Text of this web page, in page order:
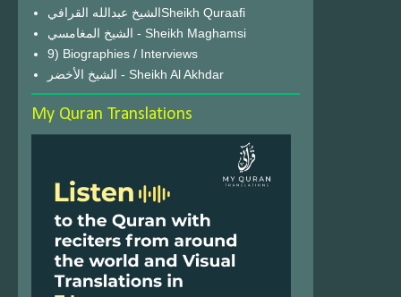
الشيخ عبدالله القرافيSheikh Quraafi
الشيخ المغامسي - Sheikh Maghamsi
9) Biographies / Interviews
الشيخ الأخضر - Sheikh Al Akhdar
My Quran Translations